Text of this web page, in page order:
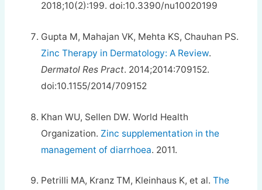
2018;10(2):199. doi:10.3390/nu10020199
Gupta M, Mahajan VK, Mehta KS, Chauhan PS.
Zinc Therapy in Dermatology: A Review.
Dermatol Res Pract. 2014;2014:709152.
doi:10.1155/2014/709152
Khan WU, Sellen DW. World Health
Organization. Zinc supplementation in the
management of diarrhoea. 2011.
Petrilli MA, Kranz TM, Kleinhaus K, et al.The